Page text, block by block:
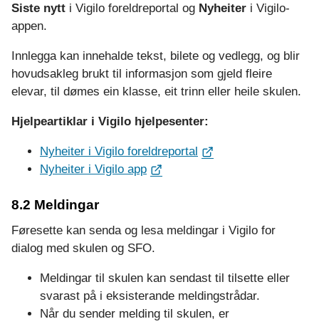
Siste nytt i Vigilo foreldreportal og Nyheiter i Vigilo-
appen.
Innlegga kan innehalde tekst, bilete og vedlegg, og blir
hovudsakleg brukt til informasjon som gjeld fleire
elevar, til dømes ein klasse, eit trinn eller heile skulen.
Hjelpeartiklar i Vigilo hjelpesenter:
Nyheiter i Vigilo foreldreportal
Nyheiter i Vigilo app
8.2 Meldingar
Føresette kan senda og lesa meldingar i Vigilo for
dialog med skulen og SFO.
Meldingar til skulen kan sendast til tilsette eller
svarast på i eksisterande meldingstrådar.
Når du sender melding til skulen, er